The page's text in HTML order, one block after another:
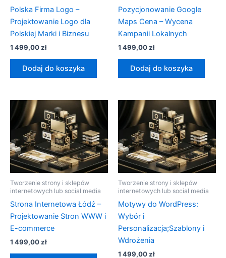
Polska Firma Logo –
Projektowanie Logo dla
Polskiej Marki i Biznesu
1 499,00zł
Dodaj do koszyka
Pozycjonowanie Google
Maps Cena – Wycena
Kampanii Lokalnych
1 499,00zł
Dodaj do koszyka
Tworzenie strony i sklepów
internetowych lub social media
Strona Internetowa Łódź –
Projektowanie Stron WWW i
E-commerce
1 499,00zł
Tworzenie strony i sklepów
internetowych lub social media
Motywy do WordPress:
Wybór i
Personalizacja;Szablony i
Wdrożenia
1 499,00zł